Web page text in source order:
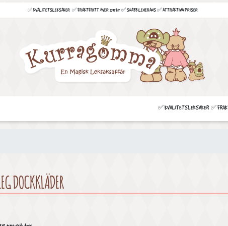
✅ KVALITETSLEKSAKER ✅ FRAKTFRITT ÖVER 299 kr ✅ SNABB LEVERANS ✅ ATTRAKTIVA PRISER
✅ KVALITETSLEKSAKER ✅
DOCKKLÄDER